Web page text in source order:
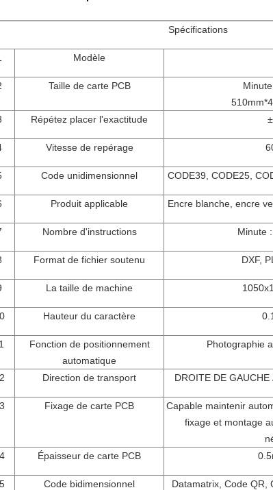
Spécifications
Modèle
Taille de carte PCB
Répétez placer l'exactitude
Vitesse de repérage
Code unidimensionnel CODE39, CODE25,
Produit applicable Encre blanche, encre
Nombre d'instructions Minute
Format de fichier soutenu DXF,
La taille de machine
Hauteur du caractère
Fonction de positionnement
automatique
Photographie
Direction de transport DROITE DE
Fixage de carte PCB
Capable maintenir
fixage et montage
Épaisseur de carte PCB
Code bidimensionnel
Datamatrix, Code QR,